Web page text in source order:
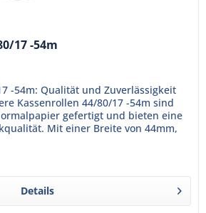
17 -54m
-54m: Qualität und Zuverlässigkeit
Kassenrollen 44/80/17 -54m sind
gefertigt und bieten eine
Mit einer Breite von 44mm,
Details